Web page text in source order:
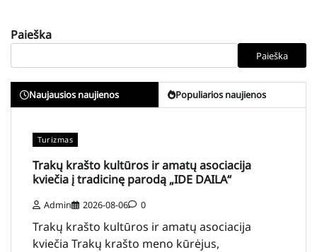
Paieška
Paieška
Naujausios naujienos Populiarios naujienos
Turizmas
Trakų krašto kultūros ir amatų asociacija
kviečia į tradicinę parodą „IDE DAILA“
Admin 2026-08-06 0
Trakų krašto kultūros ir amatų asociacija
kviečia Trakų krašto meno kūrėjus,